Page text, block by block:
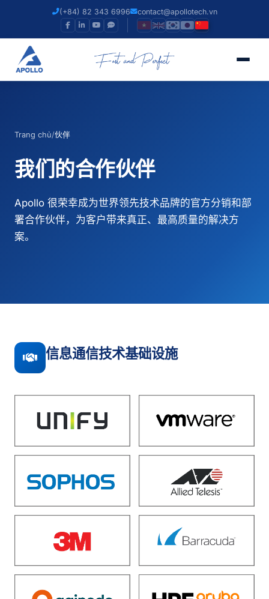
(+84) 82 343 6996 contact@apollotech.vn
Trang chủ/伙伴
我们的合作伙伴
Apollo 很荣幸成为世界领先技术品牌的官方分销和部
署合作伙伴，为客户带来真正、最高质量的解决方
案。
信息通信技术基础设施